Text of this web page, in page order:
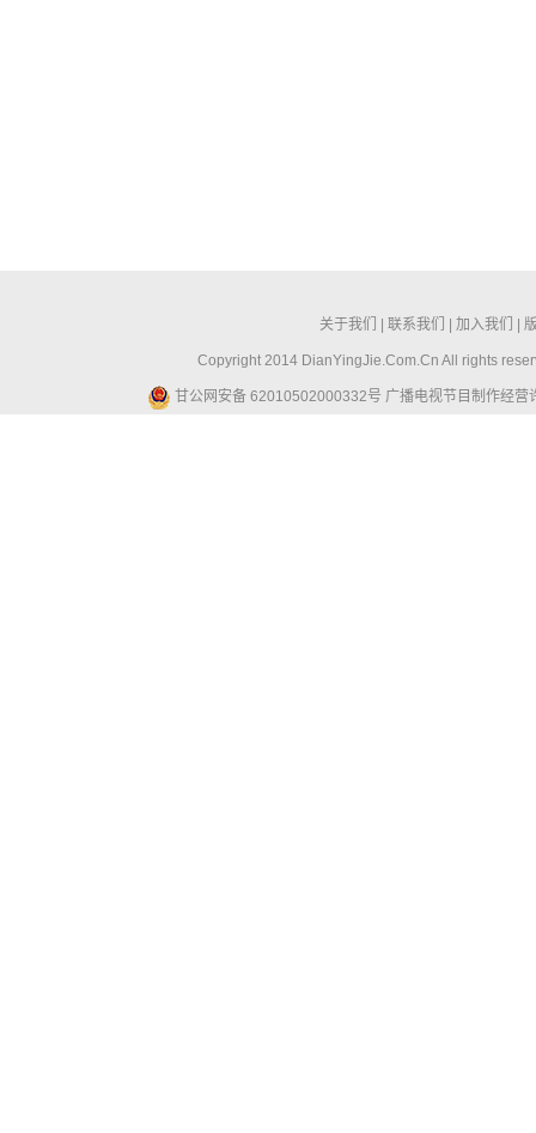
关于我们 联系我们 加入我们
Copyright 2014 DianYingJie.Com.Cn All rights
甘公网安备 62010502000332号 广播电视节目制作经